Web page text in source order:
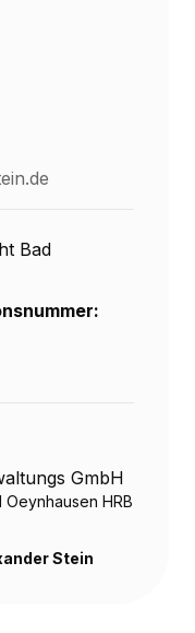
Bad
GmbH
HRB
Stein